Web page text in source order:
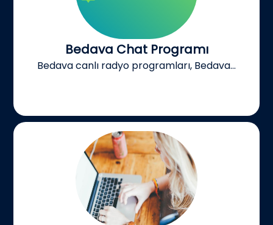
Bedava Chat Programı
Bedava canlı radyo programları, Bedava...